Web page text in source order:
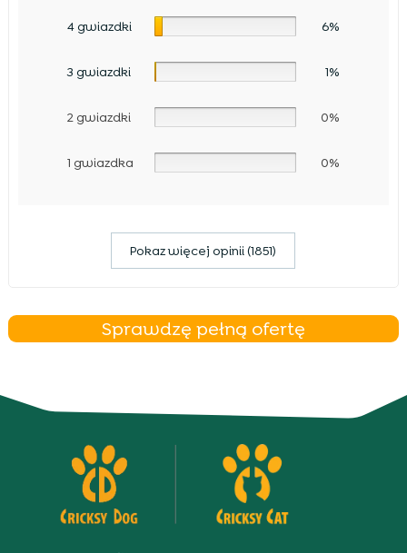
4 gwiazdki 6%
3 gwiazdki 1%
2 gwiazdki 0%
1 gwiazdka 0%
Pokaz więcej opinii (1851)
Sprawdzę pełną ofertę